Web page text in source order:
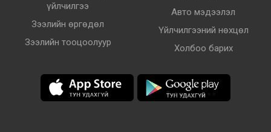
үйлчилгээ
Зээлийн өргөдөл
Зээлийн тооцоолуур
Авто мэдээлэл
Үйлчилгээний нөхцөл
Холбоо барих